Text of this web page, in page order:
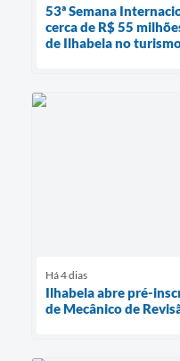
53ª Semana
cerca de R$ 55
de Ilhabela no
Há 4 dias
Ilhabela abre pré-
de Mecânico de